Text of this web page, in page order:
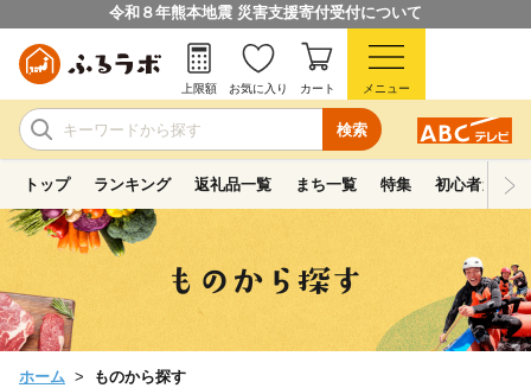
令和８年熊本地震 災害支援寄付受付について
検索
上限額 お気に入り カート メニュー
トップ ランキング 返礼品一覧 まち一覧 特集 初心者ガイド
ホーム ものから探す